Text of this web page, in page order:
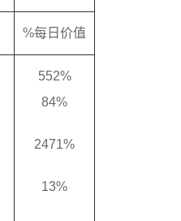
%每日价值
552%
84%
2471%
13%